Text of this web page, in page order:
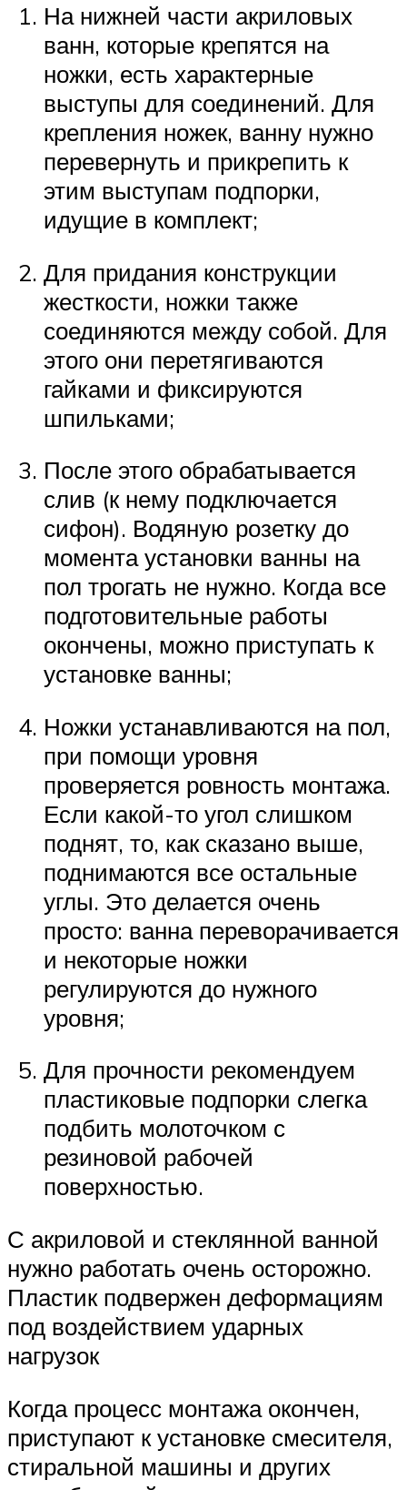
На нижней части акриловых
ванн, которые крепятся на
ножки, есть характерные
выступы для соединений. Для
крепления ножек, ванну нужно
перевернуть и прикрепить к
этим выступам подпорки,
идущие в комплект;
Для придания конструкции
жесткости, ножки также
соединяются между собой. Для
этого они перетягиваются
гайками и фиксируются
шпильками;
После этого обрабатывается
слив (к нему подключается
сифон). Водяную розетку до
момента установки ванны на
пол трогать не нужно. Когда все
подготовительные работы
окончены, можно приступать к
установке ванны;
Ножки устанавливаются на пол,
при помощи уровня
проверяется ровность монтажа.
Если какой-то угол слишком
поднят, то, как сказано выше,
поднимаются все остальные
углы. Это делается очень
просто: ванна переворачивается
и некоторые ножки
регулируются до нужного
уровня;
Для прочности рекомендуем
пластиковые подпорки слегка
подбить молоточком с
резиновой рабочей
поверхностью.
С акриловой и стеклянной ванной
нужно работать очень осторожно.
Пластик подвержен деформациям
под воздействием ударных
нагрузок
Когда процесс монтажа окончен,
приступают к установке смесителя,
стиральной машины и других